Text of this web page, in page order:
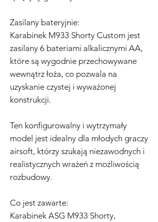
Zasilany bateryjnie:
Karabinek M933 Shorty Custom jest
zasilany 6 bateriami alkalicznymi AA,
które są wygodnie przechowywane
wewnątrz łoża, co pozwala na
uzyskanie czystej i wyważonej
konstrukcji.
Ten konfigurowalny i wytrzymały
model jest idealny dla młodych graczy
airsoft, którzy szukają niezawodnych i
realistycznych wrażeń z możliwością
rozbudowy.
Co jest zawarte:
Karabinek ASG M933 Shorty,